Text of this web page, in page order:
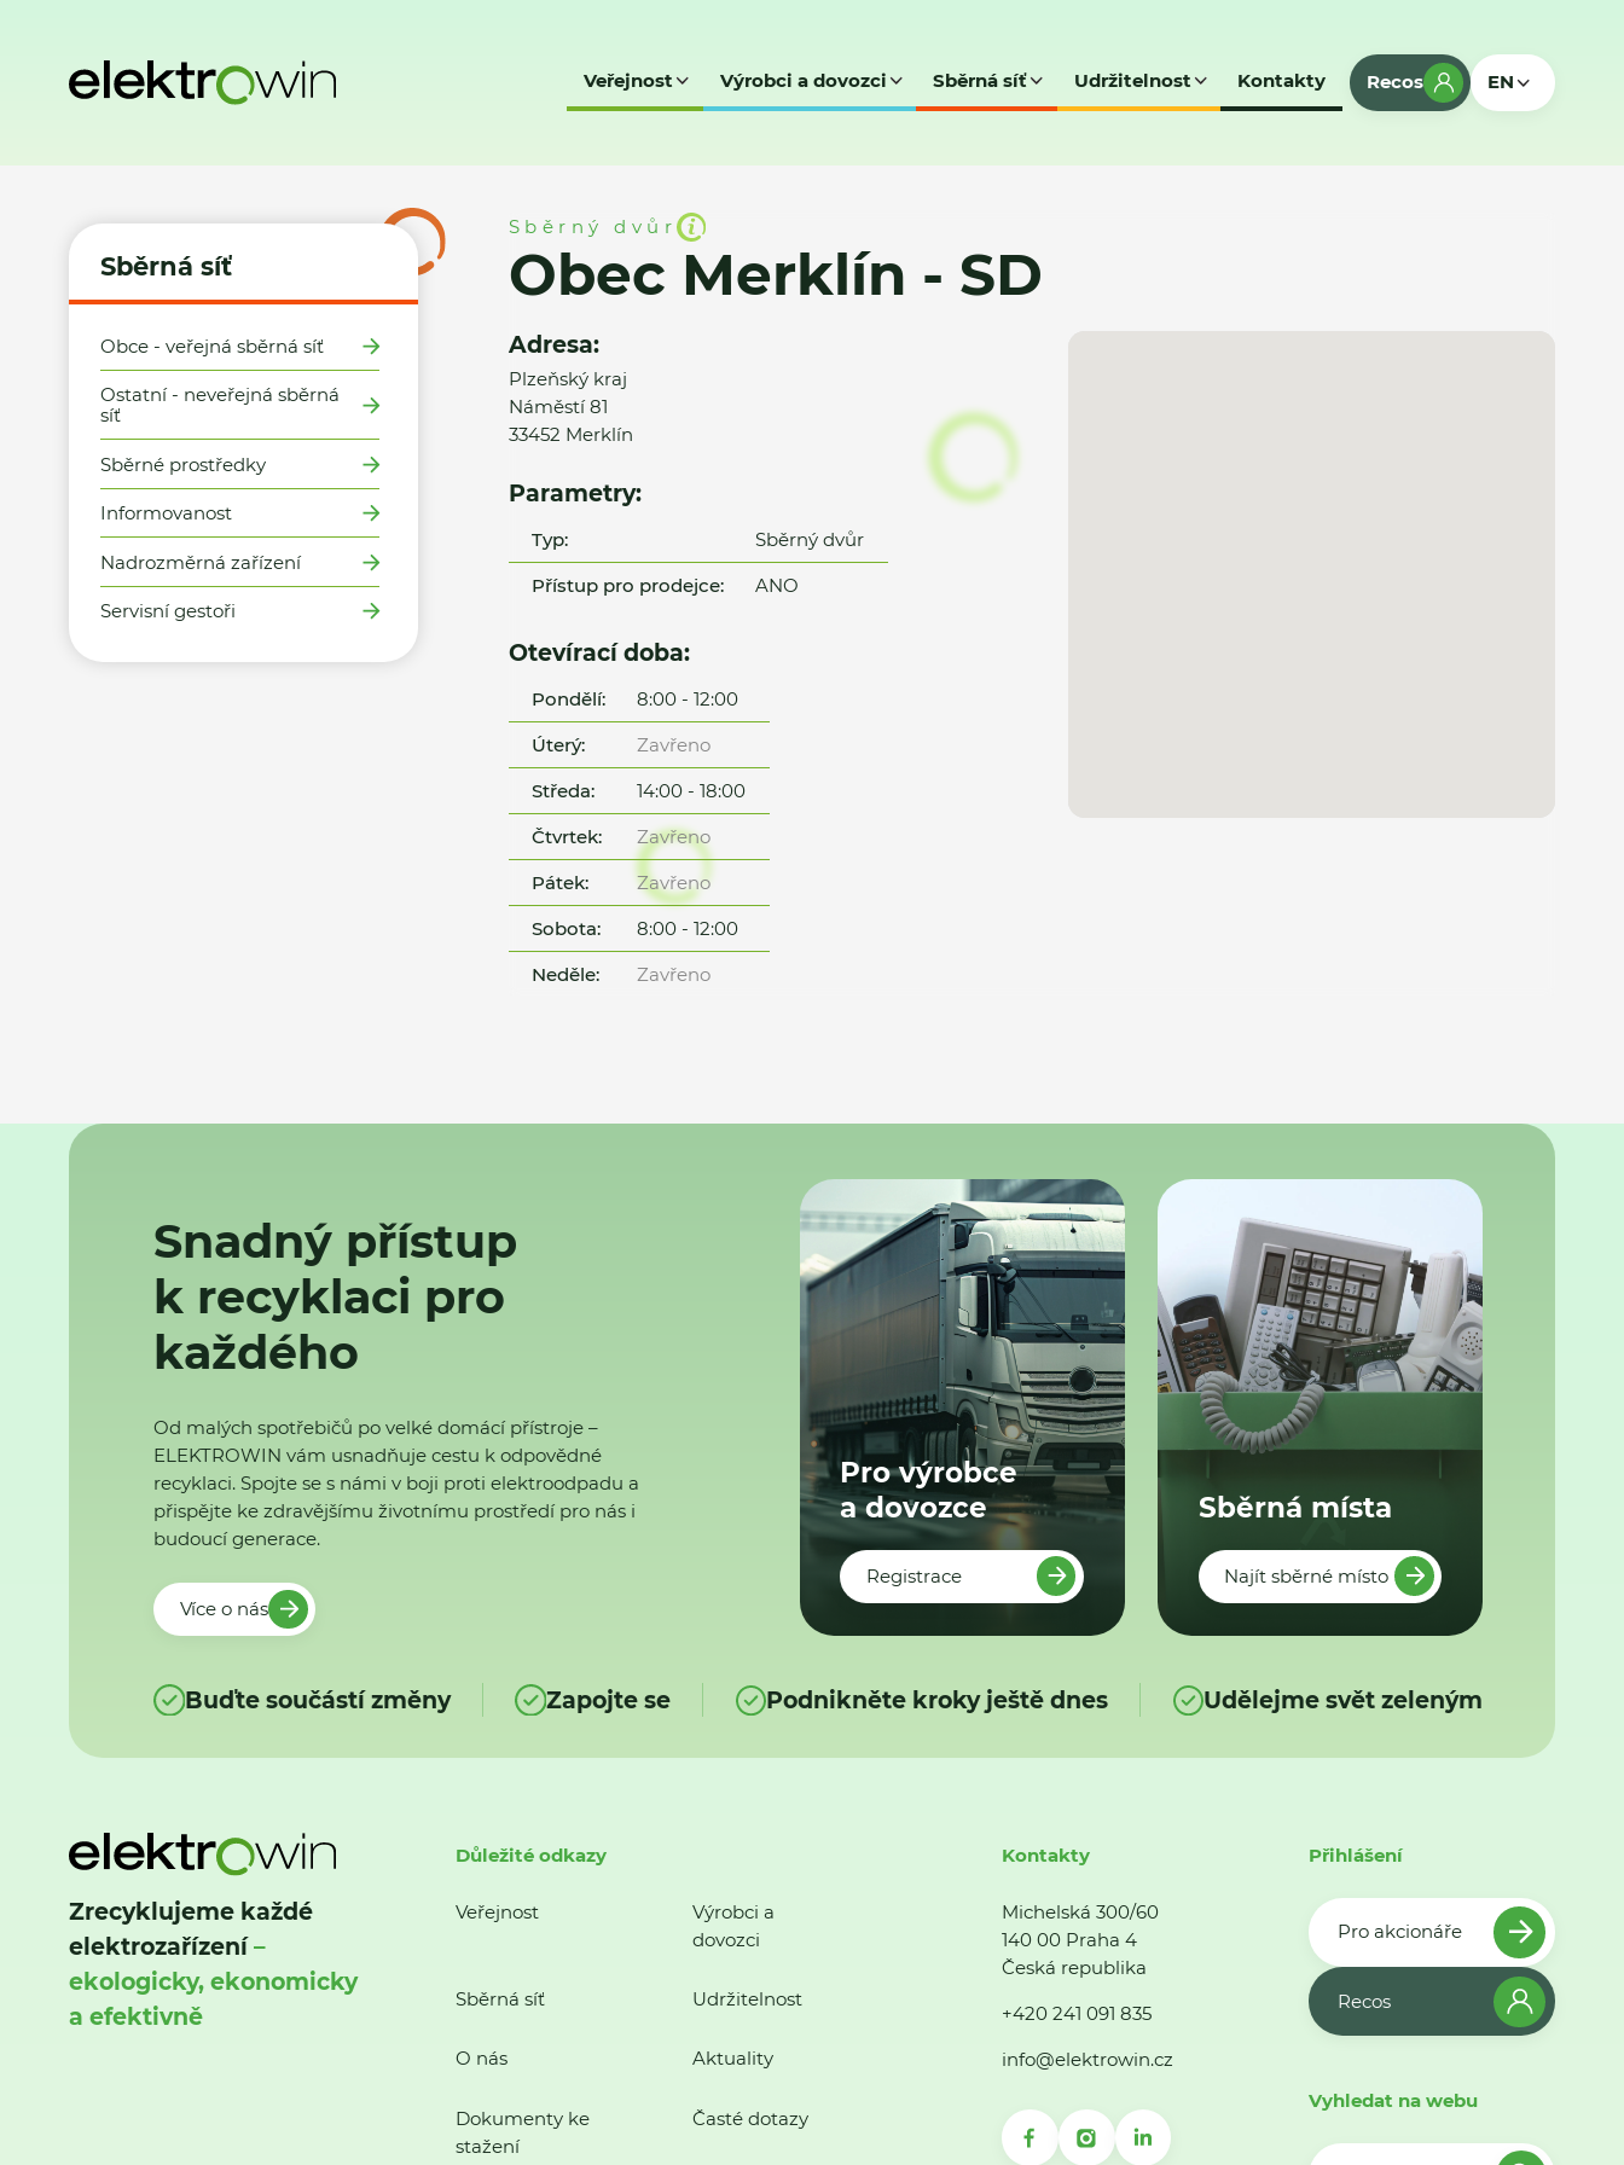
Veřejnost Výrobci a dovozci Sběrná síť Udržitelnost Kontakty Recos EN
Sběrná síť
Obce - veřejná sběrná síť
Ostatní - neveřejná sběrná
síť
Sběrné prostředky
Informovanost
Nadrozměrná zařízení
Servisní gestoři
Sběrný dvůr
Obec Merklín - SD
Adresa:
Plzeňský kraj
Náměstí 81
33452 Merklín
Parametry:
Typ:
Sběrný dvůr
Přístup pro prodejce:
ANO
Otevírací doba:
Pondělí:
8:00 - 12:00
Úterý:
Zavřeno
Středa:
14:00 - 18:00
Čtvrtek:
Zavřeno
Pátek:
Zavřeno
Sobota:
8:00 - 12:00
Neděle:
Zavřeno
Snadný přístup
k recyklaci pro
každého
Od malých spotřebičů po velké domácí přístroje –
ELEKTROWIN vám usnadňuje cestu k odpovědné
recyklaci. Spojte se s námi v boji proti elektroodpadu a
přispějte ke zdravějšímu životnímu prostředí pro nás i
budoucí generace.
Více o nás
Pro výrobce
a dovozce
Registrace
Sběrná místa
Najít sběrné místo
Buďte součástí změny Zapojte se Podnikněte kroky ještě dnes Udělejme svět zeleným
Zrecyklujeme každé
elektrozařízení–
ekologicky, ekonomicky
a efektivně
Důležité odkazy
Veřejnost
Výrobci a
dovozci
Sběrná síť Udržitelnost
O nás Aktuality
Dokumenty ke
stažení
Časté dotazy
Kontakty
Michelská 300/60
140 00 Praha 4
Česká republika
+420 241 091 835
info@elektrowin.cz
Přihlášení
Pro akcionáře
Recos
Vyhledat na webu